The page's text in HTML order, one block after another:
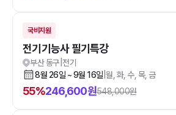
국비지원
전기기능사 필기특강
부산 동구 전기
8월 26일 ~ 9월 16일 월, 화, 수, 목, 금
55%246,600원548,000원